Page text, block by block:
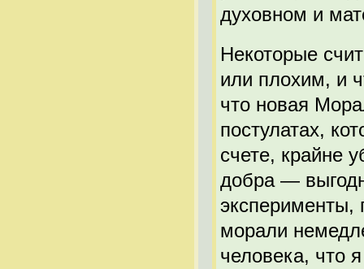
духовном и
Некоторые
или плохим, и
что новая
постулатах,
счете, крайне
добра —
эксперименты,
морали
человека, что